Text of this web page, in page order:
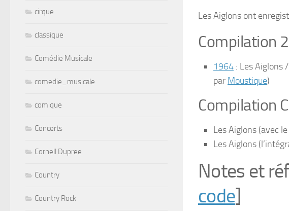
Les Aiglons ont
Compilation
1964 : Les Aiglons
par Moustique)
Compilation
Les Aiglons (avec
Les Aiglons
Notes et
code]
cirque
classique
Comédie Musicale
comedie_musicale
comique
Concerts
Cornell Dupree
Country
Country Rock